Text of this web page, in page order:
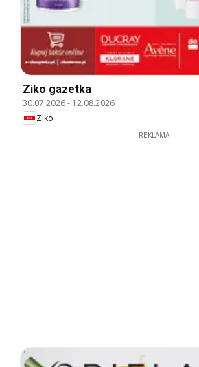
Ziko gazetka
30.07.2026- 12.08.2026
Ziko
REKLAMA